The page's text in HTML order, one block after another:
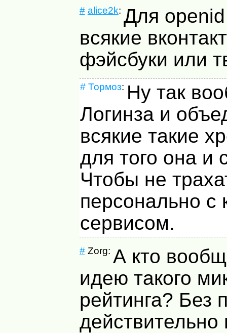
# alice2k: Для
всякие
фэйсбуки или
# Тормоз: Ну так
Логинза и
всякие такие
для того она и
Чтобы не
персонально
сервисом.
#Zorg: А кто
идею такого
рейтинга? Без